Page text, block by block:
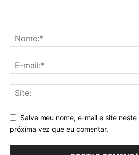
Salve meu nome, e-mail e site
próxima vez que eu comentar.